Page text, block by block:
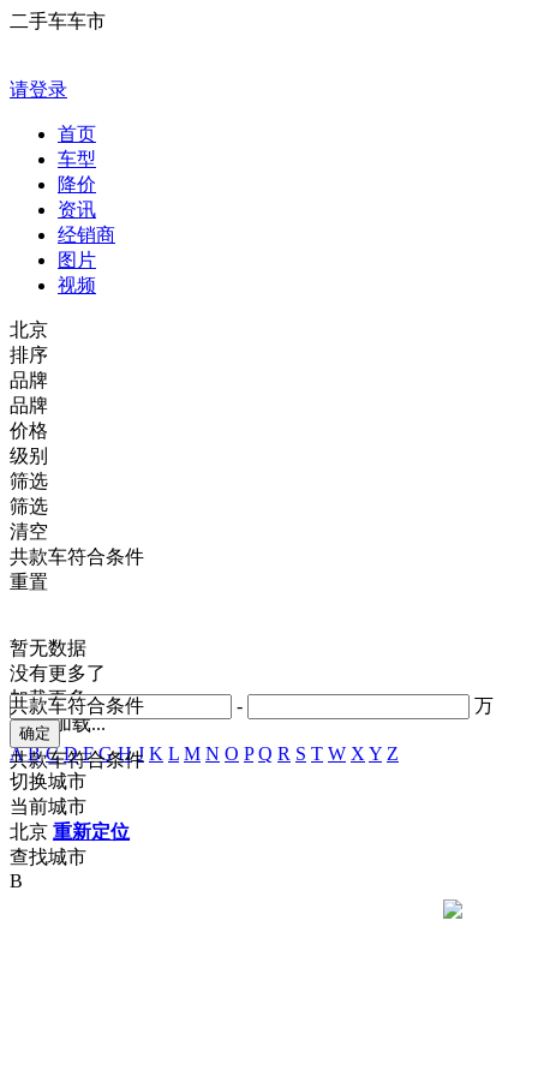
二手车车市
请登录
首页
车型
降价
资讯
经销商
图片
视频
北京
排序
品牌
品牌
价格
- 万
共款车符合条件
级别
共款车符合条件
筛选
筛选
清空
共款车符合条件
重置
暂无数据
没有更多了
加载更多
正在加载...
A B C D F G H J K L M N O P Q R S T W X Y Z
切换城市
当前城市
北京 重新定位
查找城市
B